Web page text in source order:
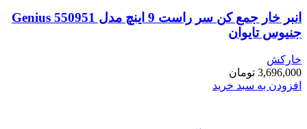
انبر خار جمع کن سر راست 9 اینچ مدل Genius 550951
جنیوس تایوان
خارکش
3,696,000 تومان
افزودن به سبد خرید